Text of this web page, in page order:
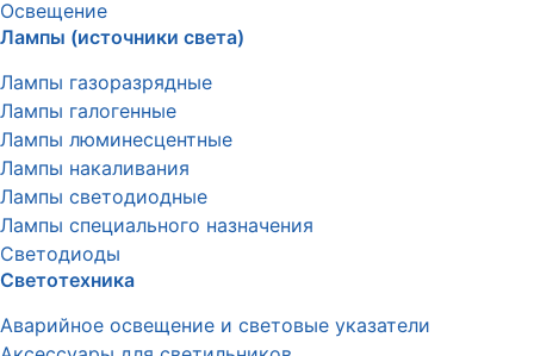
Освещение
Лампы (источники света)
Лампы газоразрядные
Лампы галогенные
Лампы люминесцентные
Лампы накаливания
Лампы светодиодные
Лампы специального назначения
Светодиоды
Светотехника
Аварийное освещение и световые указатели